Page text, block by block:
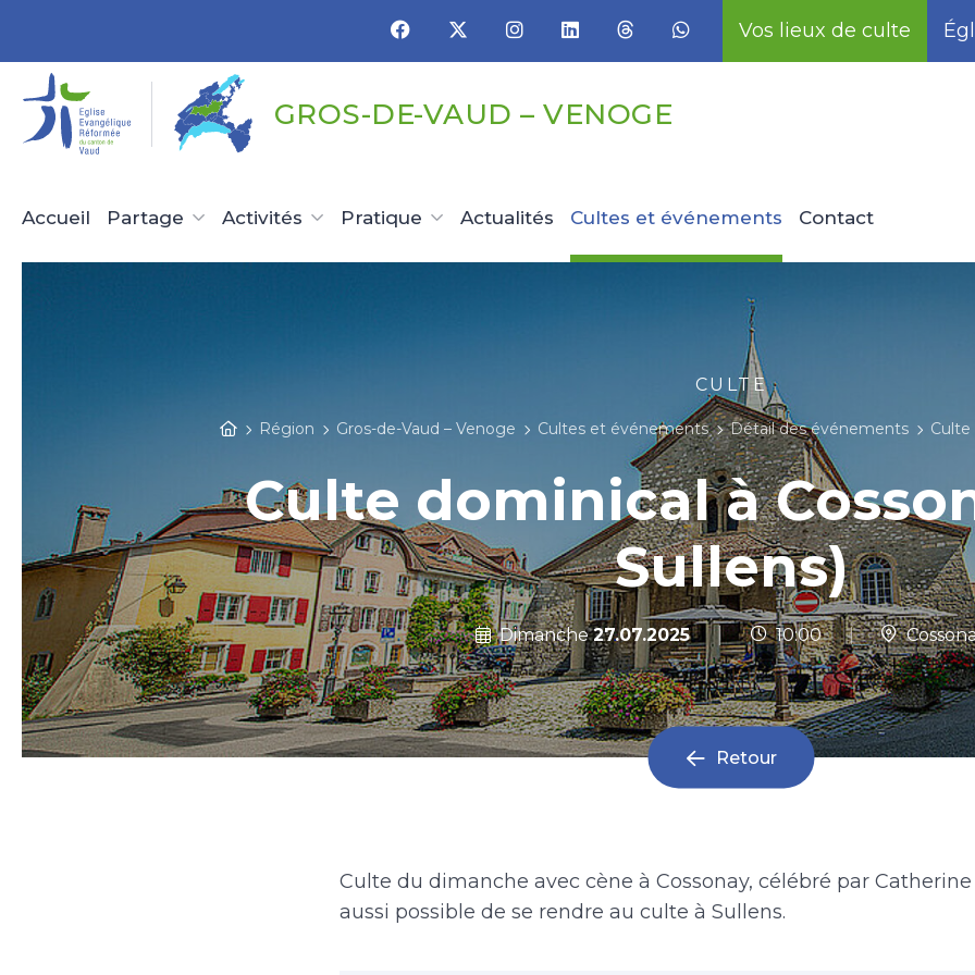
Vos lieux de culte
GROS-DE-VAUD – VENOGE
Accueil Partage Activités Pratique Actualités Cultes et événements Contact
CULTE
Région Gros-de-Vaud – Venoge Cultes et événements Détail des événements Culte
Culte dominical à
Sullens)
Dimanche27.07.2025 | 10:00 |
Retour
Culte du dimanche avec cène à Cossonay, célébré par
aussi possible de se rendre au culte à Sullens.